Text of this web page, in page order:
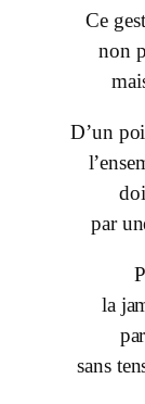
Ce
non
D’un
par
la
sans